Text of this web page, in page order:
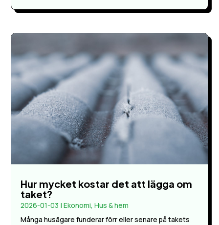
Hur mycket kostar det att lägga om
taket?
2026-01-03 |Ekonomi,Hus & hem
Många husägare funderar förr eller senare på takets